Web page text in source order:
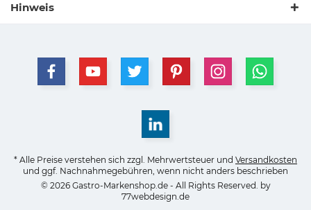
Hinweis
* Alle Preise verstehen sich zzgl. Mehrwertsteuer und Versandkosten
und ggf. Nachnahmegebühren, wenn nicht anders beschrieben
© 2026 Gastro-Markenshop.de - All Rights Reserved. by
77webdesign.de